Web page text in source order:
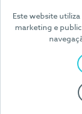
Este website
marketing e